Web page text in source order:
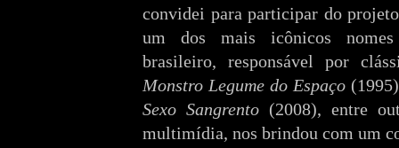
convidei para participar do
um dos mais icônicos nomes
brasileiro, responsável por
Monstro Legume do Espaço
Sexo Sangrento (2008), entre
multimídia, nos brindou com um